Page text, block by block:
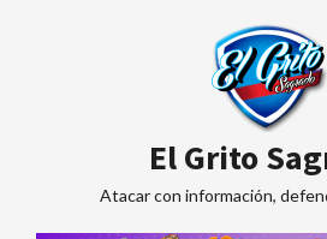
El Grito
Atacar con información,